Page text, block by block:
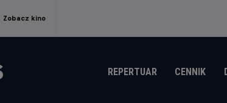
Zobacz kino
REPERTUAR CENNIK